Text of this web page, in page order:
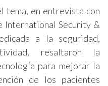
tema, en entrevista con
International Security &
a la seguridad,
resaltaron la
para mejorar la
de los pacientes